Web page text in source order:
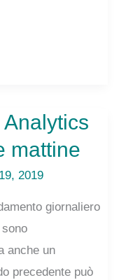
mattine
2019
giornaliero
anche un
precedente può